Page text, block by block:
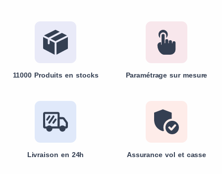
11000 Produits en stocks Paramétrage sur mesure
Livraison en 24h Assurance vol et casse